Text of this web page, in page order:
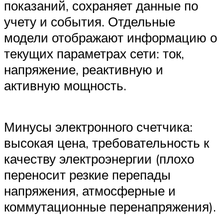
показаний, сохраняет данные по
учету и события. Отдельные
модели отображают информацию о
текущих параметрах сети: ток,
напряжение, реактивную и
активную мощность.
Минусы электронного счетчика:
высокая цена, требовательность к
качеству электроэнергии (плохо
переносит резкие перепады
напряжения, атмосферные и
коммутационные перенапряжения).